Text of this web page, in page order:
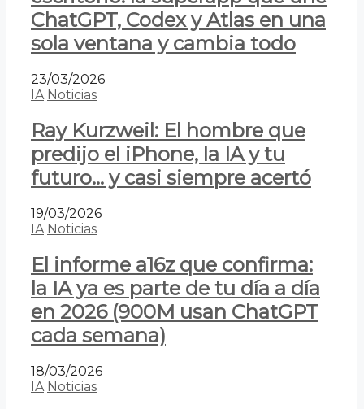
ChatGPT, Codex y Atlas en una
sola ventana y cambia todo
23/03/2026
IA Noticias
Ray Kurzweil: El hombre que
predijo el iPhone, la IA y tu
futuro… y casi siempre acertó
19/03/2026
IA Noticias
El informe a16z que confirma:
la IA ya es parte de tu día a día
en 2026 (900M usan ChatGPT
cada semana)
18/03/2026
IA Noticias